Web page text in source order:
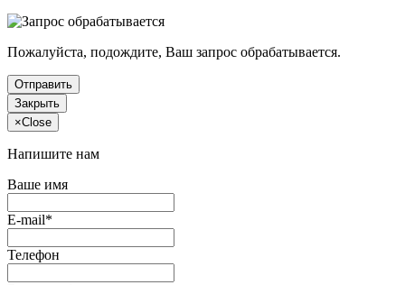
Пожалуйста, подождите, Ваш запрос обрабатывается.
Отправить
Закрыть
×Close
Напишите нам
Ваше имя
E-mail*
Телефон